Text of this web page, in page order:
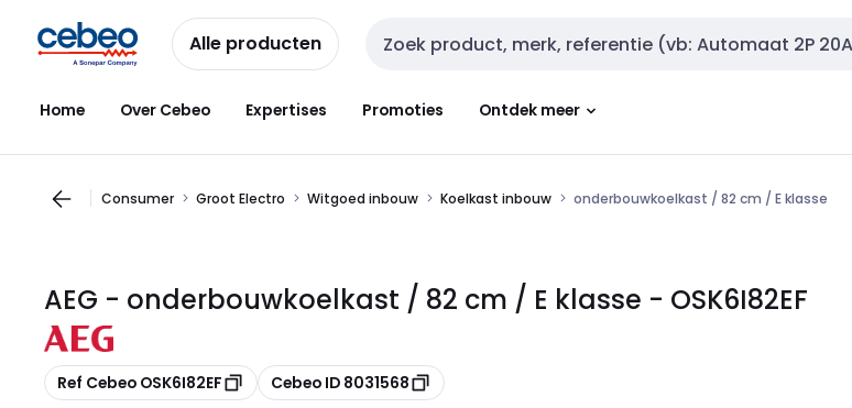
naar
navigatie
naar
inhoud
Alle producten Zoekveld invoer
Home Over Cebeo Expertises Promoties Ontdek meer
Consumer Groot Electro Witgoed inbouw Koelkast inbouw onderbouwkoelkast / 82 cm / E klasse
AEG - onderbouwkoelkast / 82 cm / E klasse - OSK6I82EF
Kopiëren
Ref Cebeo OSK6I82EF Kopiëren
Cebeo ID 8031568